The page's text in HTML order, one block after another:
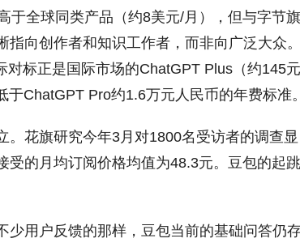
于全球同类产品（约8美元/月），但与字节旗
指向创作者和知识工作者，而非向广泛大众
标正是国际市场的ChatGPT Plus（约145
于ChatGPT Pro约1.6万元人民币的年费标准
花旗研究今年3月对1800名受访者的调查显
受的月均订阅价格均值为48.3元。豆包的起跳
少用户反馈的那样，豆包当前的基础问答仍